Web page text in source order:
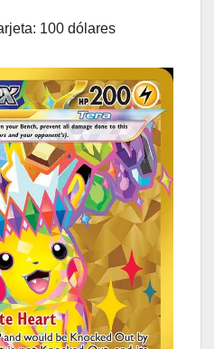
100 dólares